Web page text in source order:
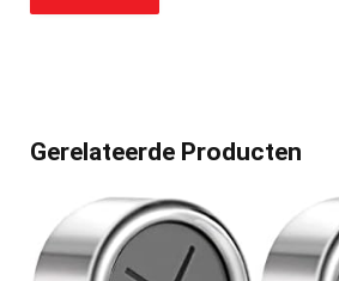
Gerelateerde Producten